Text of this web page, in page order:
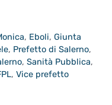
, Eboli,Giunta
, Prefetto di Salerno,
, Sanità Pubblica,
, Vice prefetto